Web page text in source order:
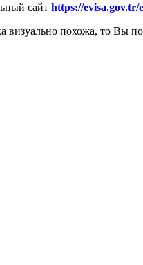
сайт https://evisa.gov.tr/
визуально похожа, то Вы